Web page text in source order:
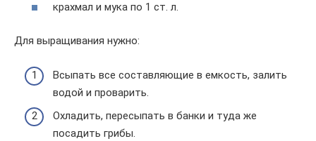
крахмал и мука по 1 ст. л.
Для выращивания нужно:
Всыпать все составляющие в емкость, залить
водой и проварить.
Охладить, пересыпать в банки и туда же
посадить грибы.